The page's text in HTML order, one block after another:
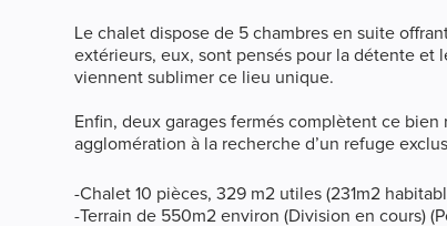
Le chalet dispose de 5 chambres en suite
extérieurs, eux, sont pensés pour la détente et
viennent sublimer ce lieu unique.
Enfin, deux garages fermés complètent ce
agglomération à la recherche d’un refuge
-Chalet 10 pièces, 329 m2 utiles (231m2
-Terrain de 550m2 environ (Division en cours)